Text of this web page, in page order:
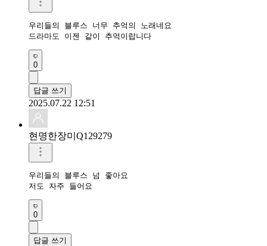
우리들의 블루스 너무 추억의 노래네요
드라마도 이젠 같이 추억이랍니다
0
답글 쓰기
2025.07.22 12:51
현명한장미Q129279
우리들의 블루스 넘 좋아요
저도 자주 들어요
0
답글 쓰기